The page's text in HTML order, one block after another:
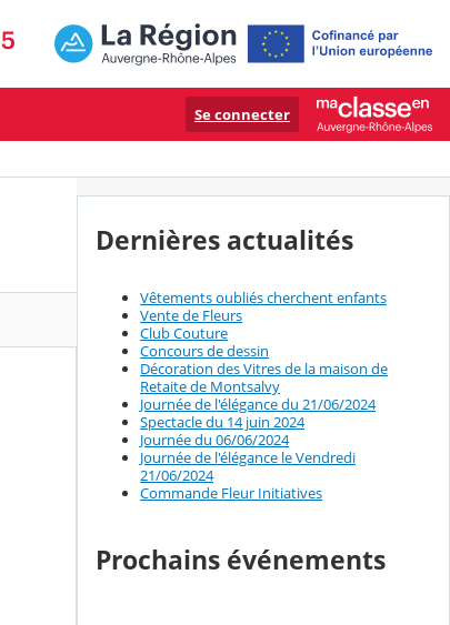
Se connecter
Dernières actualités
Vêtements oubliés cherchent enfants
Vente de Fleurs
Club Couture
Concours de dessin
Décoration des Vitres de la maison de
Retaite de Montsalvy
Journée de l'élégance du 21/06/2024
Spectacle du 14 juin 2024
Journée du 06/06/2024
Journée de l'élégance le Vendredi
21/06/2024
Commande Fleur Initiatives
Prochains événements